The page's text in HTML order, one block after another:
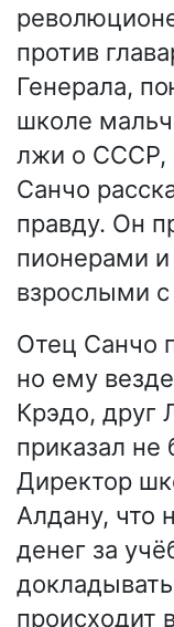
против
Генерала,
школе
лжи о СССР,
Санчо
правду. Он
пионерами и
взрослыми
Отец Санчо
но ему
Крэдо, друг
приказал не
Директор
Алдану, что
денег за
происходит